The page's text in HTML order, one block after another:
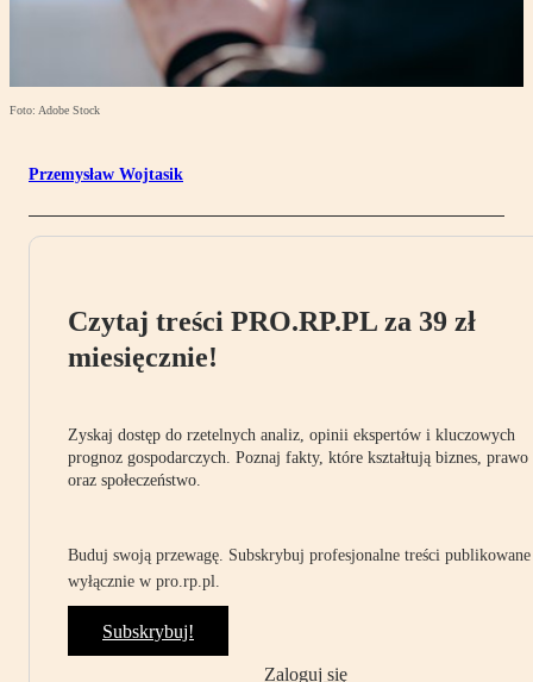
Foto: Adobe Stock
Przemysław Wojtasik
Czytaj treści PRO.RP.PL za 39 zł
miesięcznie!
Zyskaj dostęp do rzetelnych analiz, opinii ekspertów i kluczowych
prognoz gospodarczych. Poznaj fakty, które kształtują biznes, prawo
oraz społeczeństwo.
Buduj swoją przewagę. Subskrybuj profesjonalne treści publikowane
wyłącznie w pro.rp.pl.
Subskrybuj!
Zaloguj się